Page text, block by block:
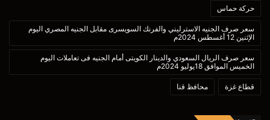
حركة حماس
سعر صرف الجنيه الاسترليني والفرنك السويسرى مقابل الجنيه المصري اليوم
الإثنين 12 أغسطس 2024م
سعر صرف الريال السعودي والدينار الكويتى أمام الجنيه فى تعاملات اليوم
الخميس الموافق 18يوليو 2024م
قطاع غزة محافظ قنا